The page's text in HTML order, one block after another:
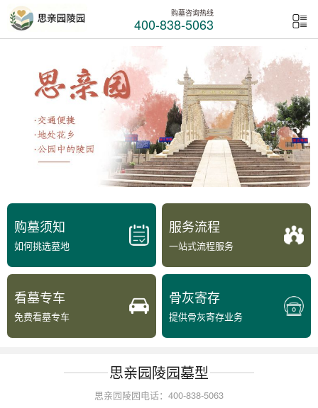
购墓咨询热线
400-838-5063
购墓须知
如何挑选墓地
服务流程
一站式流程服务
看墓专车
免费看墓专车
骨灰寄存
提供骨灰寄存业务
思亲园陵园墓型
思亲园陵园电话：400-838-5063